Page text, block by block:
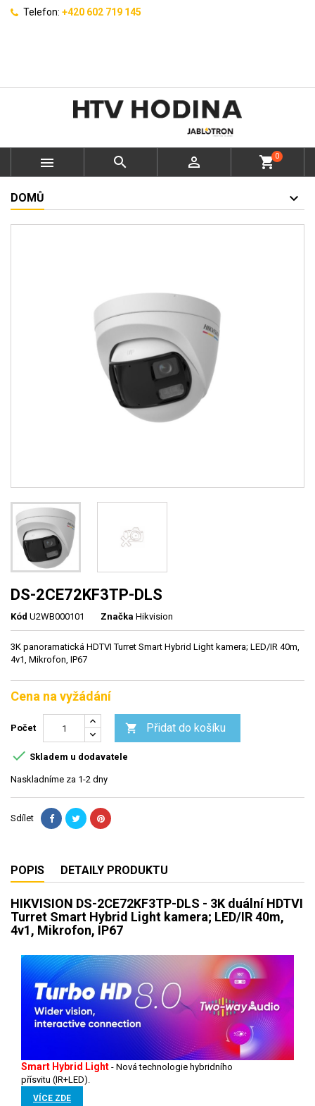
Telefon: +420 602 719 145
   shopping_cart0
DOMŮ
DS-2CE72KF3TP-DLS
Kód U2WB000101 Značka Hikvision
3K panoramatická HDTVI Turret Smart Hybrid Light kamera; LED/IR 40m,
4v1, Mikrofon, IP67
Cena na vyžádání
Počet  Přidat do košíku
 Skladem u dodavatele
Naskladníme za 1-2 dny
Sdílet
POPIS DETAILY PRODUKTU
HIKVISION DS-2CE72KF3TP-DLS - 3K duální HDTVI
Turret Smart Hybrid Light kamera; LED/IR 40m,
4v1, Mikrofon, IP67
Smart Hybrid Light - Nová technologie hybridního
přísvitu (IR+LED).
VÍCE ZDE